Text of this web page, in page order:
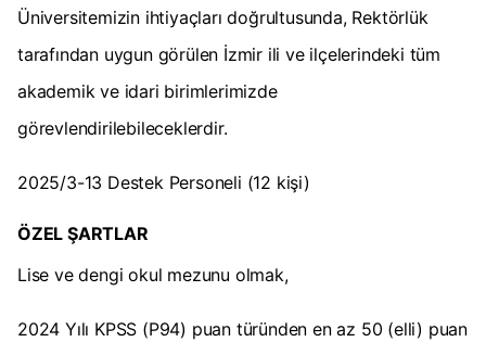
Üniversitemizin ihtiyaçları doğrultusunda, Rektörlük
tarafından uygun görülen İzmir ili ve ilçelerindeki tüm
akademik ve idari birimlerimizde
görevlendirilebileceklerdir.
2025/3-13 Destek Personeli (12 kişi)
ÖZEL ŞARTLAR
Lise ve dengi okul mezunu olmak,
2024 Yılı KPSS (P94) puan türünden en az 50 (elli) puan